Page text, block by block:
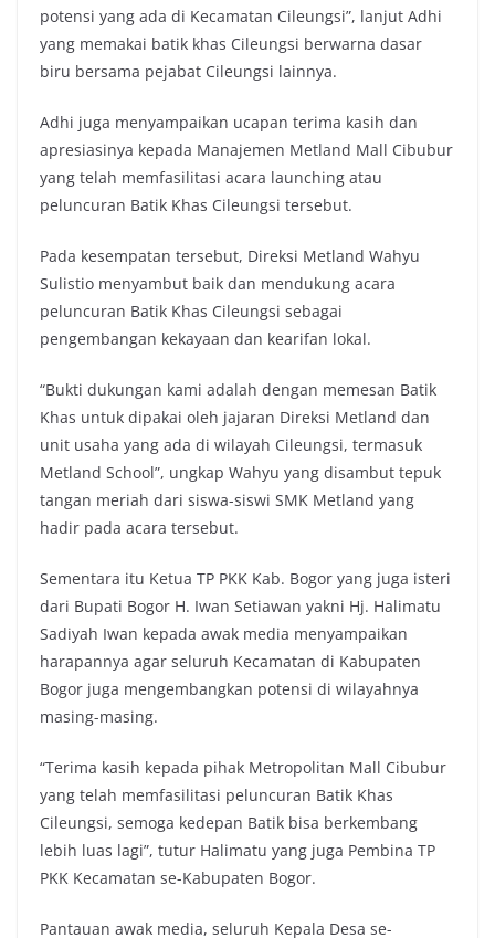
potensi yang ada di Kecamatan Cileungsi”, lanjut Adhi
yang memakai batik khas Cileungsi berwarna dasar
biru bersama pejabat Cileungsi lainnya.
Adhi juga menyampaikan ucapan terima kasih dan
apresiasinya kepada Manajemen Metland Mall Cibubur
yang telah memfasilitasi acara launching atau
peluncuran Batik Khas Cileungsi tersebut.
Pada kesempatan tersebut, Direksi Metland Wahyu
Sulistio menyambut baik dan mendukung acara
peluncuran Batik Khas Cileungsi sebagai
pengembangan kekayaan dan kearifan lokal.
“Bukti dukungan kami adalah dengan memesan Batik
Khas untuk dipakai oleh jajaran Direksi Metland dan
unit usaha yang ada di wilayah Cileungsi, termasuk
Metland School”, ungkap Wahyu yang disambut tepuk
tangan meriah dari siswa-siswi SMK Metland yang
hadir pada acara tersebut.
Sementara itu Ketua TP PKK Kab. Bogor yang juga isteri
dari Bupati Bogor H. Iwan Setiawan yakni Hj. Halimatu
Sadiyah Iwan kepada awak media menyampaikan
harapannya agar seluruh Kecamatan di Kabupaten
Bogor juga mengembangkan potensi di wilayahnya
masing-masing.
“Terima kasih kepada pihak Metropolitan Mall Cibubur
yang telah memfasilitasi peluncuran Batik Khas
Cileungsi, semoga kedepan Batik bisa berkembang
lebih luas lagi”, tutur Halimatu yang juga Pembina TP
PKK Kecamatan se-Kabupaten Bogor.
Pantauan awak media, seluruh Kepala Desa se-